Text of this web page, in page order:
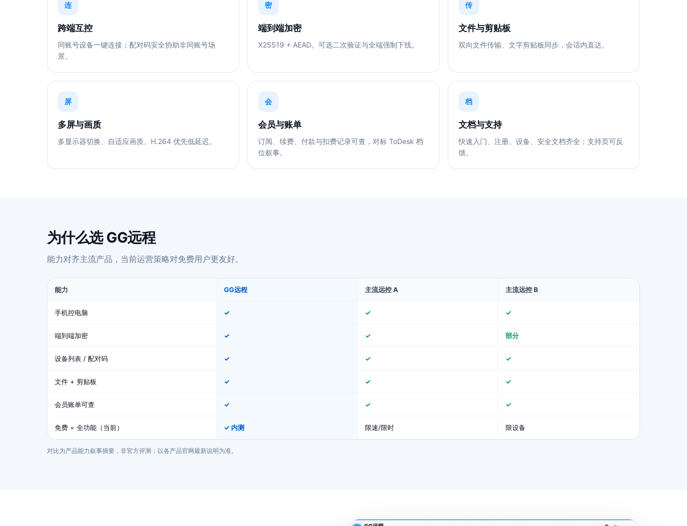
连
跨端互控
同账号设备一键连接；配对码安全协助非同账号场
景。
密
端到端加密
X25519 + AEAD。可选二次验证与全端强制下线。
传
文件与剪贴板
双向文件传输、文字剪贴板同步，会话内直达。
屏
多屏与画质
多显示器切换、自适应画质、H.264 优先低延迟。
会
会员与账单
订阅、续费、付款与扣费记录可查，对标 ToDesk 档
位叙事。
档
文档与支持
快速入门、注册、设备、安全文档齐全；支持页可反
馈。
为什么选 GG远程
能力对齐主流产品，当前运营策略对免费用户更友好。
能力 GG远程 主流远控 A 主流远控 B
手机控电脑 ✓ ✓ ✓
端到端加密 ✓ ✓ 部分
设备列表 / 配对码 ✓ ✓ ✓
文件 + 剪贴板 ✓ ✓ ✓
会员账单可查 ✓ ✓ ✓
免费 = 全功能（当前） ✓ 内测 限速/限时 限设备
对比为产品能力叙事摘要，非官方评测；以各产品官网最新说明为准。